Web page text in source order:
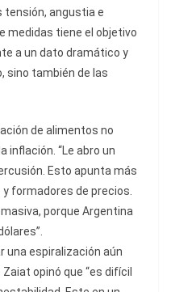
tensión, angustia e
medidas tiene el objetivo
a un dato dramático y
sino también de las
de alimentos no
inflación. “Le abro un
Esto apunta más
formadores de precios.
porque Argentina
una espiralización aún
opinó que “es difícil